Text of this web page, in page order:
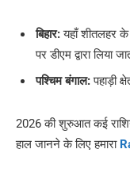
बिहार:यहाँ शीतलहर
पर डीएम द्वारा लिया
पश्चिम बंगाल:पहाड़ी
2026 की शुरुआत कई
हाल जानने के लिए हमारा